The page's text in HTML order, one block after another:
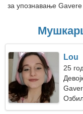
за упознавање
Lou
25